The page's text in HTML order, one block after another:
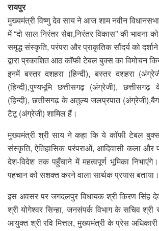
रायपुर
मुख्यमंत्री विष्णु देव साय ने आज शाम नवीन
में “दो साल निरंतर सेवा,निरंतर विकास” की भावना
समृद्ध संस्कृति, परंपरा और प्राकृतिक सौंदर्य को
द्वारा प्रकाशित आठ कॉफी टेबल बुक्स का विमोचन
इनमें बस्तर दशहरा (हिन्दी), बस्तर दशहरा
(हिन्दी),पुण्यभूमि छत्तीसगढ़ (अंग्रेजी),
(हिन्दी), छत्तीसगढ़ के अतुल्य जलप्रपात
टैटू (अंग्रेजी) शामिल हैं।
मुख्यमंत्री श्री साय ने कहा कि ये कॉफी टेबल
संस्कृति, ऐतिहासिक परंपराओं, आदिवासी कला और
देश-विदेश तक पहुँचाने में महत्वपूर्ण भूमिका
पहचान को सशक्त करने वाला सार्थक प्रयास बताया।
इस अवसर पर जगदलपुर विधायक श्री किरण सिंह
श्री योगेश्वर सिन्हा, जनसंपर्क विभाग के सचिव श्री
आयुक्त श्री रवि मित्तल, मुख्यमंत्री के प्रेस